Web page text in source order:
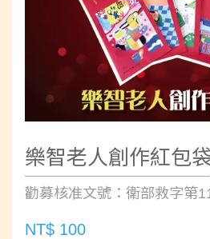
樂智老人創作紅包
勸募核准文號：衛部救字第
NT$ 100